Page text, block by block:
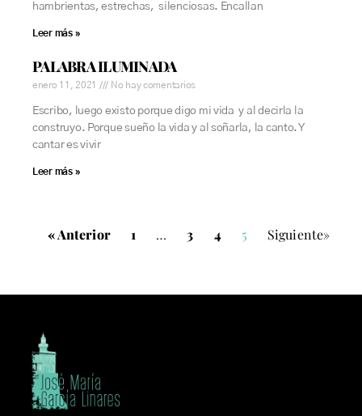
hambrientas, estrechas, silenciosas. Encallan
Leer más »
PALABRA ILUMINADA
enero 11, 2021 No hay comentarios
Escribo, luego existo porque digo mi vida y al decirla la
construyo. Porque sueño la vida y al soñarla, la canto. Y
cantar es vivir
Leer más »
« Anterior 1 … 3 4 5 Siguiente»